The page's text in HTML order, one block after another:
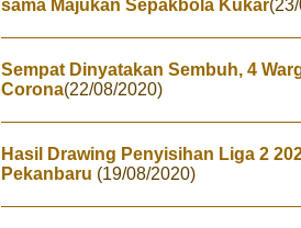
sama Majukan Sepakbola Kukar
Sempat Dinyatakan Sembuh, 4
Corona(22/08/2020)
Hasil Drawing Penyisihan Liga 2
Pekanbaru (19/08/2020)